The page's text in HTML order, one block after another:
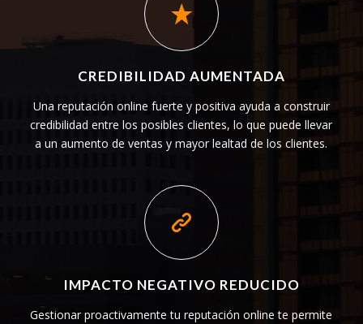
CREDIBILIDAD AUMENTADA
Una reputación online fuerte y positiva ayuda a construir
credibilidad entre los posibles clientes, lo que puede llevar
a un aumento de ventas y mayor lealtad de los clientes.
IMPACTO NEGATIVO REDUCIDO
Gestionar proactivamente tu reputación online te permite